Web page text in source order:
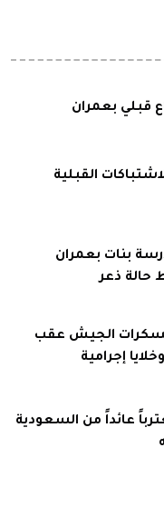
قبلي بعمران
القبلية
بنات بعمران
ذعر
الجيش عقب
إجرامية
عائداً من السعودية